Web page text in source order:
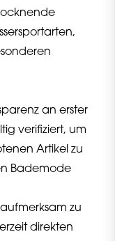
an erster
verifiziert, um
Artikel zu
Bademode
zu
direkten